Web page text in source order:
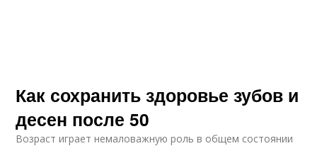
Как сохранить здоровье зубов и
десен после 50
Возраст играет немаловажную роль в общем состоянии